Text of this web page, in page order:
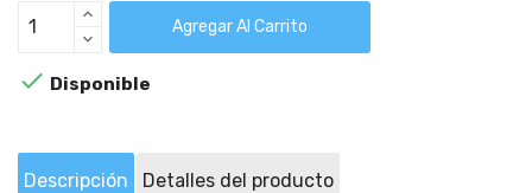
Agregar Al Carrito
 Disponible
Descripción Detalles del producto